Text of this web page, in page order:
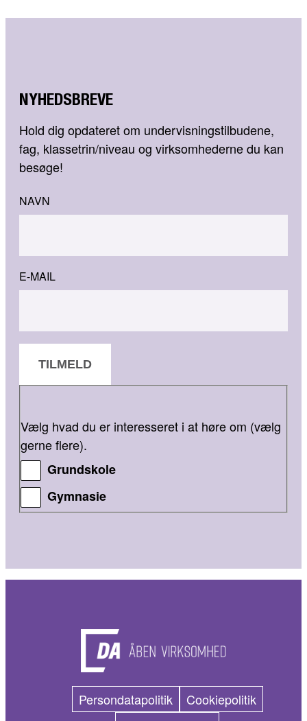
NYHEDSBREVE
Hold dig opdateret om undervisningstilbudene,
fag, klassetrin/niveau og virksomhederne du kan
besøge!
NAVN
E-MAIL
TILMELD
Vælg hvad du er interesseret i at høre om (vælg
gerne flere).
Grundskole
Gymnasie
Persondatapolitik
Cookiepolitik